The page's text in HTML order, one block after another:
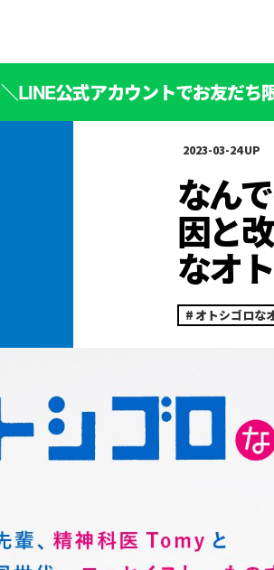
＼LINE公式アカウントでお友だち
2023-03-24
なん
因と
なオ
オトシゴロな